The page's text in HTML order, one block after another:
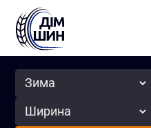
Сезон
Ширина